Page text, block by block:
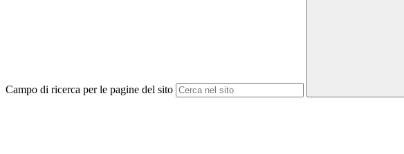
Campo di ricerca per le pagine del sito